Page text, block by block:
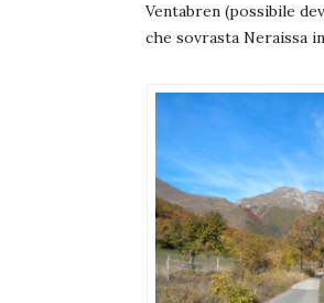
Ventabren (possibile
che sovrasta Neraissa